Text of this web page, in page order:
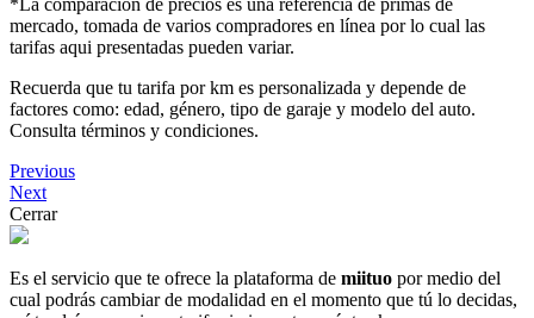
mercado, tomada de varios compradores en línea por lo cual las
tarifas aqui presentadas pueden variar.
Recuerda que tu tarifa por km es personalizada y depende de
factores como: edad, género, tipo de garaje y modelo del auto.
Consulta términos y condiciones.
Previous
Next
Cerrar
Es el servicio que te ofrece la plataforma de miituo por medio del
cual podrás cambiar de modalidad en el momento que tú lo decidas,